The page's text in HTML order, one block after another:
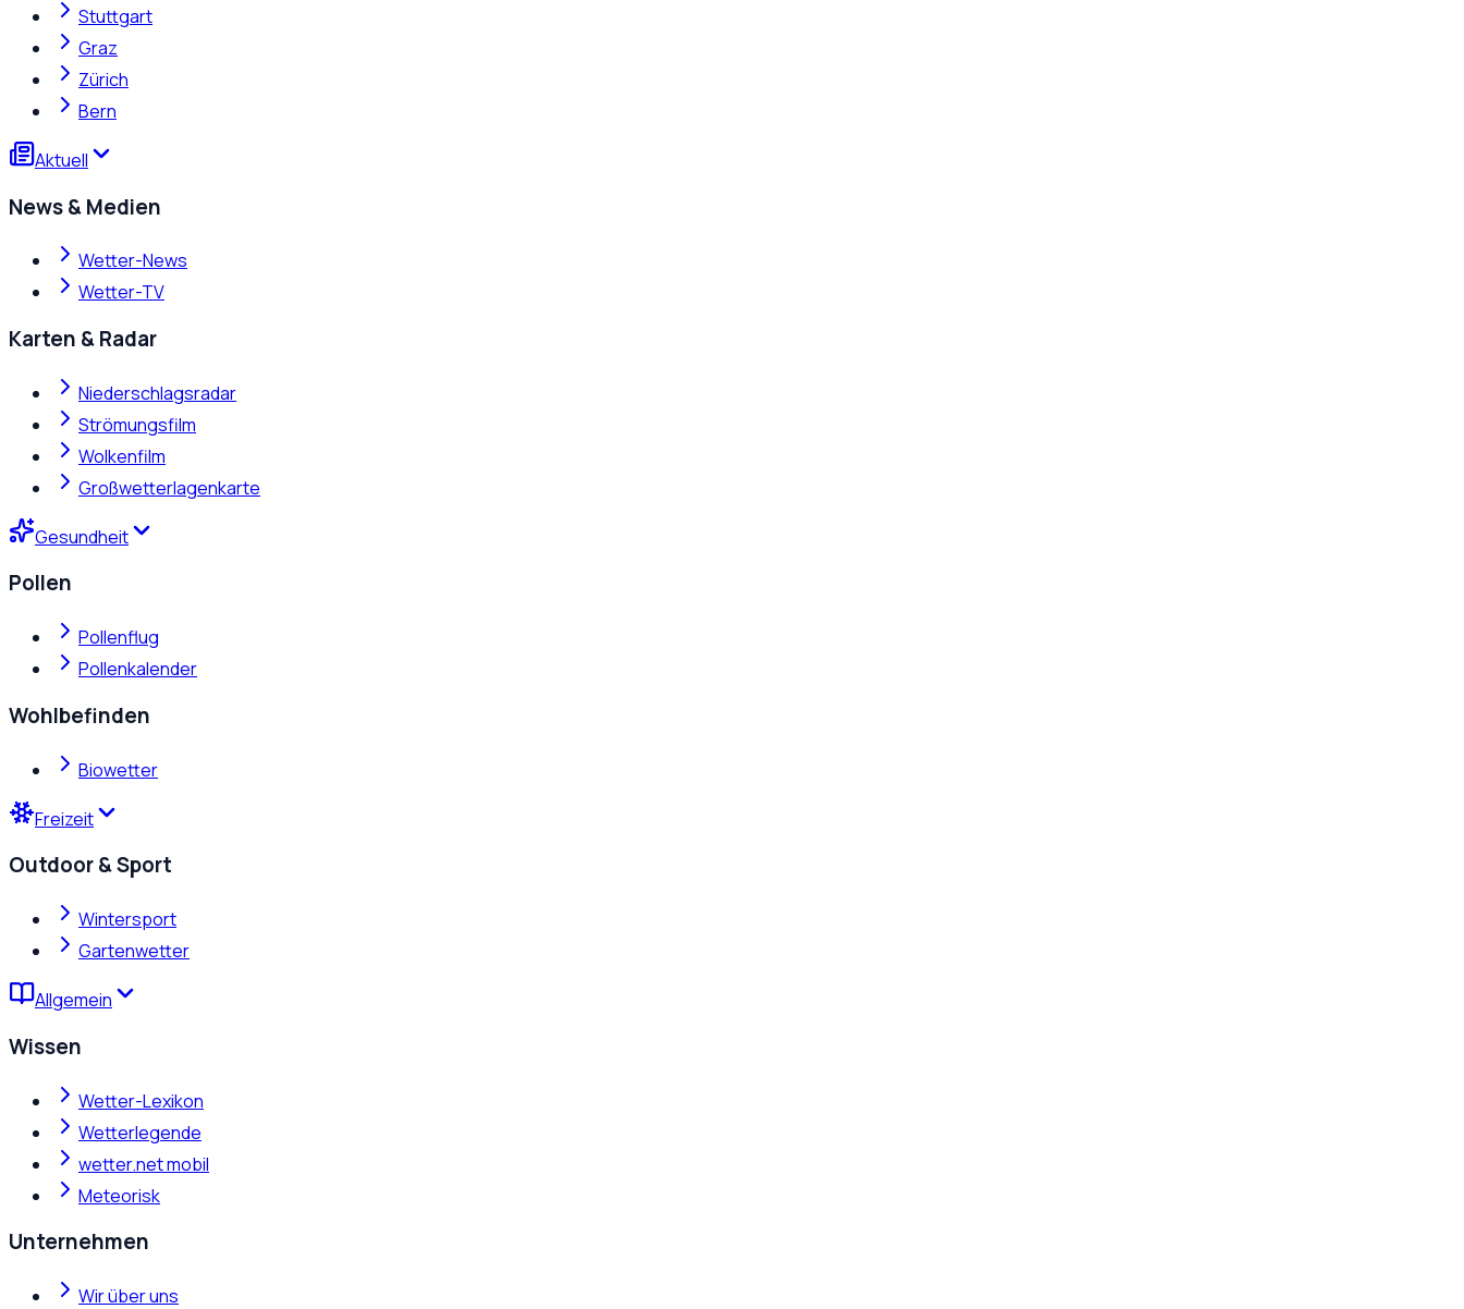
Stuttgart
Graz
Zürich
Bern
Aktuell
News & Medien
Wetter-News
Wetter-TV
Karten & Radar
Niederschlagsradar
Strömungsfilm
Wolkenfilm
Großwetterlagenkarte
Gesundheit
Pollen
Pollenflug
Pollenkalender
Wohlbefinden
Biowetter
Freizeit
Outdoor & Sport
Wintersport
Gartenwetter
Allgemein
Wissen
Wetter-Lexikon
Wetterlegende
wetter.net mobil
Meteorisk
Unternehmen
Wir über uns